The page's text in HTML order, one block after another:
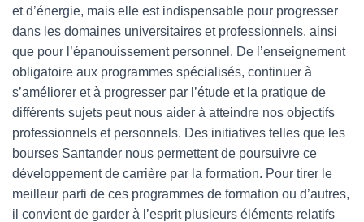
V
I
A
N
et d’énergie, mais elle est indispensable pour progresser
dans les domaines universitaires et professionnels, ainsi
que pour l’épanouissement personnel. De l’enseignement
obligatoire aux programmes spécialisés, continuer à
s’améliorer et à progresser par l’étude et la pratique de
différents sujets peut nous aider à atteindre nos objectifs
professionnels et personnels. Des initiatives telles que les
bourses Santander nous permettent de poursuivre ce
développement de carrière par la formation. Pour tirer le
meilleur parti de ces programmes de formation ou d’autres,
il convient de garder à l’esprit plusieurs éléments relatifs